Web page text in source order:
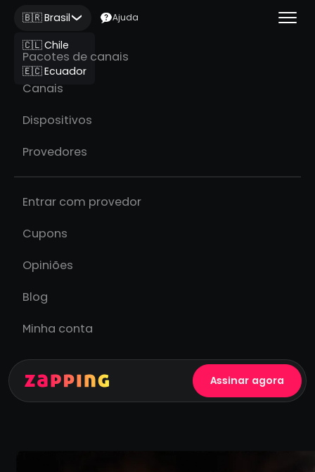
🇧🇷 Brasil
🇨🇱 Chile
🇪🇨 Ecuador
Ajuda
Pacotes de canais
Canais
Dispositivos
Provedores
Entrar com provedor
Cupons
Opiniões
Blog
Minha conta
Assinar agora